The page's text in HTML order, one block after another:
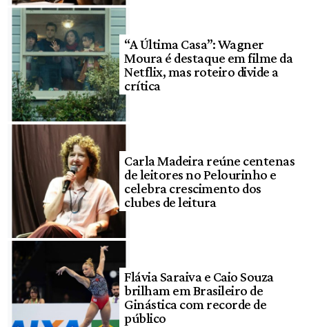
“A Última Casa”: Wagner
Moura é destaque em filme da
Netflix, mas roteiro divide a
crítica
Carla Madeira reúne centenas
de leitores no Pelourinho e
celebra crescimento dos
clubes de leitura
Flávia Saraiva e Caio Souza
brilham em Brasileiro de
Ginástica com recorde de
público